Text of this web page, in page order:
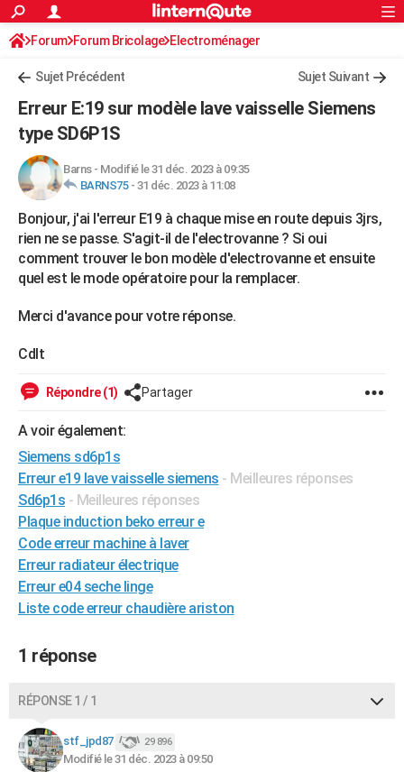
ACTUALITÉS
Politique
Société
Faits Divers
Education
Monde
Villes
+
Programme TV
TNTStreaming
Cinéma
Sorties cinéma
Musique
+FINANCE
Retraite
Impôts
Epargne
Immobilier
Risques naturels par ville
Banque
Assurance
Crédit
AUTO
Essais
Réserver un essai
Citadines
Berlines
SUV
Forum auto
HIGH-TECH
Mobiles
Meilleur smartphone
Internet
Ordinateurs
Jeux vidéo
Guide high-tech
+BRICOLAGE
Forum
Aménagement intérieur
Extérieur
Cuisine
Salle de bains
Jardinage
Rangement
WEEK-END
Guides de France
Escapades
Patrimoine
Expositions
Musées
Week-end nature
+LIFESTYLE
Art de vivre
Bien-être
Loisirs
Mode
Modes de vie
SANTE
Alimentation
Guide de la santé
Maladies
Médicaments
Sommeil
VOYAGE
Destinations
City break
Voyage nature
Voyage de noces
Forum
Climat
PHOTO
GUIDES D'ACHAT
BONS PLANS
CARTE DE VOEUX
Carte de Noël
Carte Bonne année
Carte Saint-Valentin
Carte Pâques
Carte d'anniversaire
DICTIONNAIRE
Dictionnaire
Biographies
Citations
Expressions
Proverbes
PROGRAMME TV
Bricolage
Lifestyle
Culture
Sport
Auto
Television
Voyage
Cinema
S'inscrire
Connexion
Forum Forum Bricolage Electroménager
Sujet Précédent Sujet Suivant
Erreur E:19 sur modèle lave vaisselle Siemens
type SD6P1S
Barns- Modifié le 31 déc. 2023 à 09:35
BARNS75- 31 déc. 2023 à 11:08
Bonjour, j'ai l'erreur E19 à chaque mise en route depuis 3jrs,
rien ne se passe. S'agit-il de l'electrovanne ? Si oui
comment trouver le bon modèle d'electrovanne et ensuite
quel est le mode opératoire pour la remplacer.
Merci d'avance pour votre réponse.
Cdlt
Répondre (1) Partager
A voir également:
Siemens sd6p1s
Erreur e19 lave vaisselle siemens - Meilleures réponses
Sd6p1s - Meilleures réponses
Plaque induction beko erreur e
Code erreur machine à laver
Erreur radiateur électrique
Erreur e04 seche linge
Liste code erreur chaudière ariston
1 réponse
RÉPONSE 1 / 1
stf_jpd87 29 896
Modifié le 31 déc. 2023 à 09:50